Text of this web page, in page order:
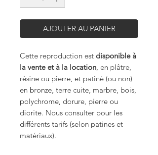
AJOUTER AU PANIER
Cette reproduction est disponible à
la vente et à la location, en plâtre,
résine ou pierre, et patiné (ou non)
en bronze, terre cuite, marbre, bois,
polychrome, dorure, pierre ou
diorite. Nous consulter pour les
différents tarifs (selon patines et
matériaux).